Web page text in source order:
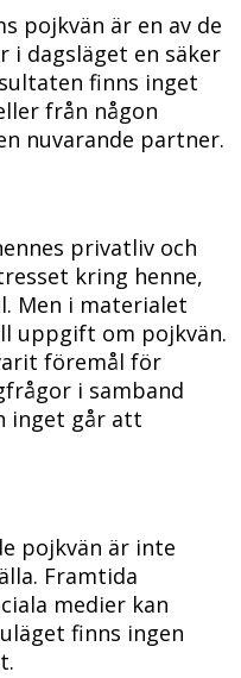
pojkvän är en av de
i dagsläget en säker
finns inget
från någon
nuvarande partner.
privatliv och
kring henne,
Men i materialet
uppgift om pojkvän.
föremål för
i samband
inget går att
pojkvän är inte
Framtida
medier kan
finns ingen